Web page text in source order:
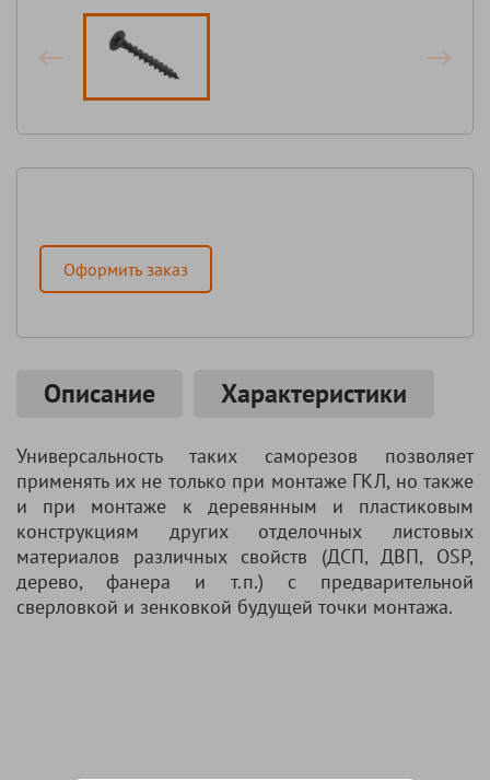
Оформить заказ
Описание Характеристики
Универсальность таких саморезов позволяет
применять их не только при монтаже ГКЛ, но также
и при монтаже к деревянным и пластиковым
конструкциям других отделочных листовых
материалов различных свойств (ДСП, ДВП, OSP,
дерево, фанера и т.п.) с предварительной
сверловкой и зенковкой будущей точки монтажа.